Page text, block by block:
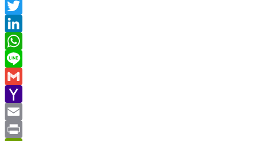
Facebook
Twitter
LinkedIn
WhatsApp
Line
Gmail
Yahoo
Mail
Email